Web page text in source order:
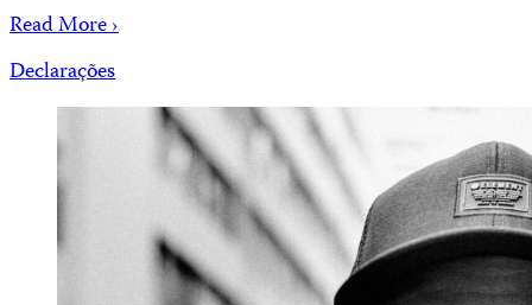
Read More ›
Declarações